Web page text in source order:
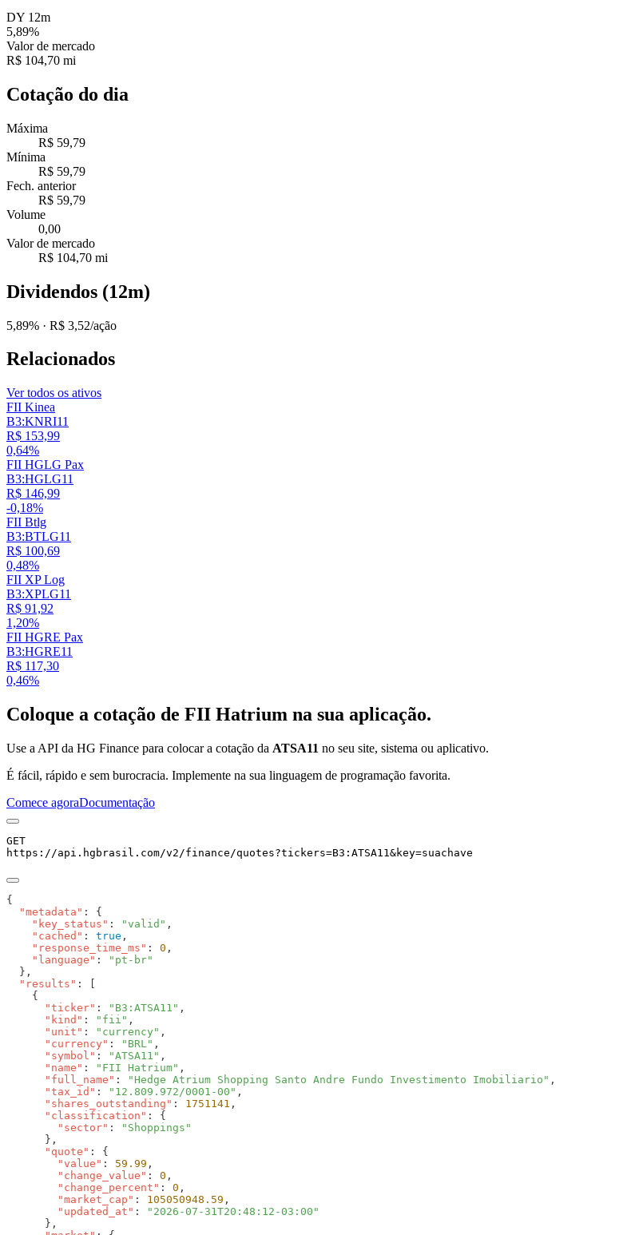
DY 12m
5,89%
Valor de mercado
R$ 104,70 mi
Cotação do dia
Máxima
R$ 59,79
Mínima
R$ 59,79
Fech. anterior
R$ 59,79
Volume
0,00
Valor de mercado
R$ 104,70 mi
Dividendos (12m)
5,89% · R$ 3,52/ação
Relacionados
Ver todos os ativos
FII Kinea
B3:KNRI11
R$ 153,99
0,64%
FII HGLG Pax
B3:HGLG11
R$ 146,99
-0,18%
FII Btlg
B3:BTLG11
R$ 100,69
0,48%
FII XP Log
B3:XPLG11
R$ 91,92
1,20%
FII HGRE Pax
B3:HGRE11
R$ 117,30
0,46%
Coloque a cotação de FII Hatrium na sua aplicação.
Use a API da HG Finance para colocar a cotação da ATSA11 no seu site, sistema ou aplicativo.
É fácil, rápido e sem burocracia. Implemente na sua linguagem de programação favorita.
Comece agoraDocumentação
GET
https://api.hgbrasil.com/v2/finance/quotes?tickers=B3:ATSA11&key=suachave
  "metadata"
    "key_status"
: "valid"
    "cached"
: true
    "response_time_ms"
: 0
    "language"
:
  "results"
      "ticker"
: "B3:ATSA11"
      "kind"
: "fii"
      "unit"
: "currency"
      "currency"
: "BRL"
      "symbol"
: "ATSA11"
      "name"
: "FII Hatrium"
      "full_name"
: "Hedge Atrium Shopping Santo Andre Fundo Investimento Imobiliario"
      "tax_id"
: "12.809.972/0001-00"
      "shares_outstanding"
: 1751141
      "classification"
        "sector"
:
      "quote"
        "value"
: 59.99
        "change_value"
: 0
        "change_percent"
: 0
        "market_cap"
: 105050948.59
        "updated_at"
: